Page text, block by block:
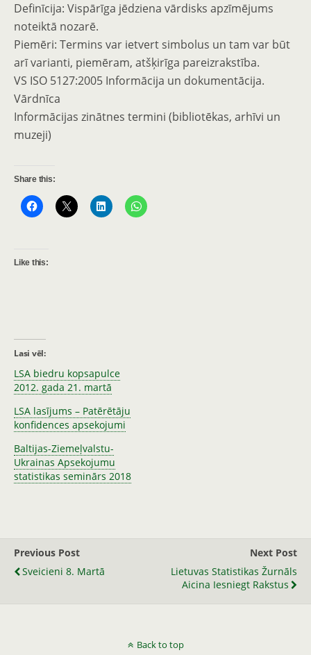
Definīcija: Vispārīga jēdziena vārdisks apzīmējums
noteiktā nozarē.
Piemēri: Termins var ietvert simbolus un tam var būt
arī varianti, piemēram, atšķirīga pareizrakstība.
VS ISO 5127:2005 Informācija un dokumentācija.
Vārdnīca
Informācijas zinātnes termini (bibliotēkas, arhīvi un
muzeji)
Share this:
Like this:
Lasi vēl:
LSA biedru kopsapulce
2012. gada 21. martā
LSA lasījums – Patērētāju
konfidences apsekojumi
Baltijas-Ziemeļvalstu-
Ukrainas Apsekojumu
statistikas seminārs 2018
Previous Post
Sveicieni 8. Martā
Next Post
Lietuvas Statistikas Žurnāls
Aicina Iesniegt Rakstus
Back to top